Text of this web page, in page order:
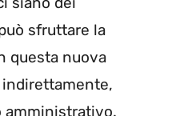
sfruttare la
questa nuova
indirettamente,
amministrativo.